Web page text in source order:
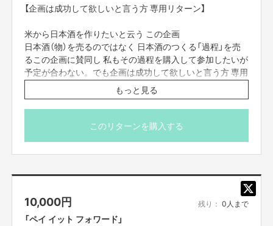
【企画は成功して欲しいと言う方 専用リターン】
米から日本酒を作りたいと云う この企画
日本酒（物）を売るのではなく 日本酒のつくる「過程」を売
るこの企画に賛同し 私もその過程を購入して参加したいが
予定が合わない。でも企画は成功して欲しいと言う方 専用
リターンです。
そう貴方の支援ありがたく受け取ります。
この「ご恩」一生わすれません。
もっと見る
このリターンを購入する
10,000円 残り： 0人まで
「ペイ イット フォワード」